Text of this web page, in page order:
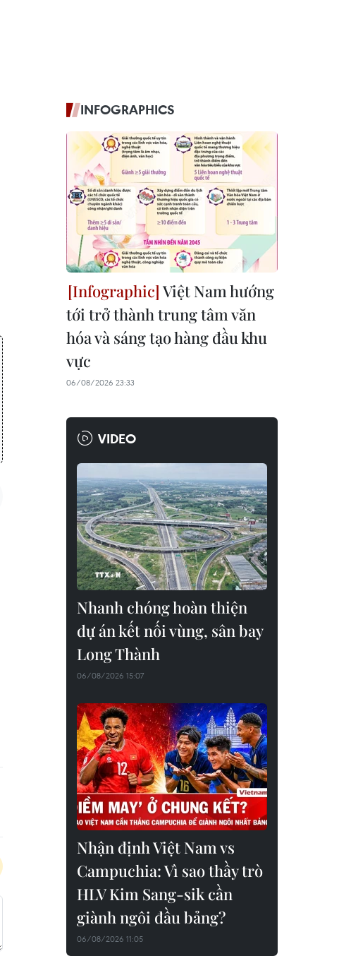
INFOGRAPHICS
Việt Nam hướng
tới trở thành trung tâm văn
hóa và sáng tạo hàng đầu khu
vực
06/08/2026 23:33
VIDEO
Nhanh chóng hoàn thiện
dự án kết nối vùng, sân bay
Long Thành
06/08/2026 15:07
Nhận định Việt Nam vs
Campuchia: Vì sao thầy trò
HLV Kim Sang-sik cần
giành ngôi đầu bảng?
06/08/2026 11:05